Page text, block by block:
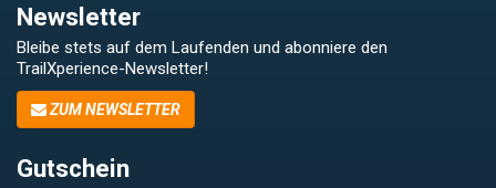
Newsletter
Bleibe stets auf dem Laufenden und abonniere den
TrailXperience-Newsletter!
ZUM NEWSLETTER
Gutschein